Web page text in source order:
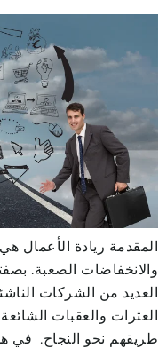
المقدمة ريادة الأعمال
والانخفاضات الصعبة.
العديد من الشركات
العثرات والعقبات
طريقهم نحو النجاح. في